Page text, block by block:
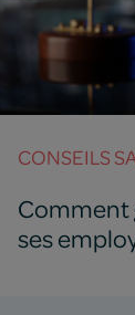
CONSEILS
Comment
ses